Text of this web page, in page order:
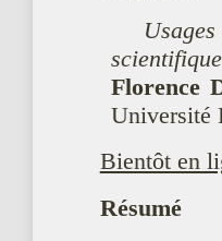
Florence
Université
Bientôt en
Résumé